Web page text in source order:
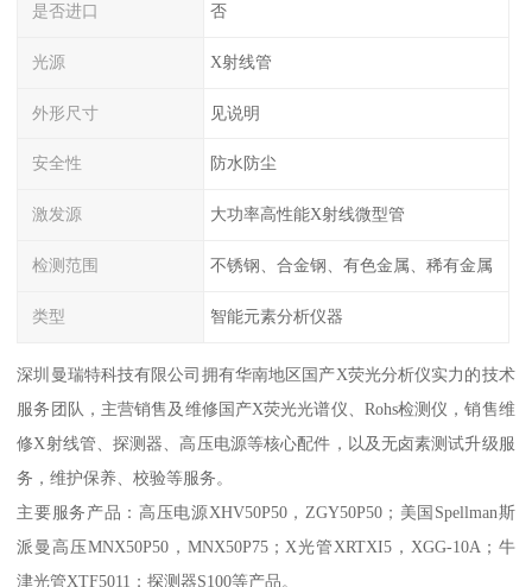
是否进口 否
光源 X射线管
外形尺寸 见说明
安全性 防水防尘
激发源 大功率高性能X射线微型管
检测范围 不锈钢、合金钢、有色金属、稀有金属
类型 智能元素分析仪器
深圳曼瑞特科技有限公司拥有华南地区国产X荧光分析仪实力的技术
服务团队，主营销售及维修国产X荧光光谱仪、Rohs检测仪，销售维
修X射线管、探测器、高压电源等核心配件，以及无卤素测试升级服
务，维护保养、校验等服务。
主要服务产品：高压电源XHV50P50，ZGY50P50；美国Spellman斯
派曼高压MNX50P50，MNX50P75；X光管XRTXI5，XGG-10A；牛
津光管XTF5011；探测器S100等产品。